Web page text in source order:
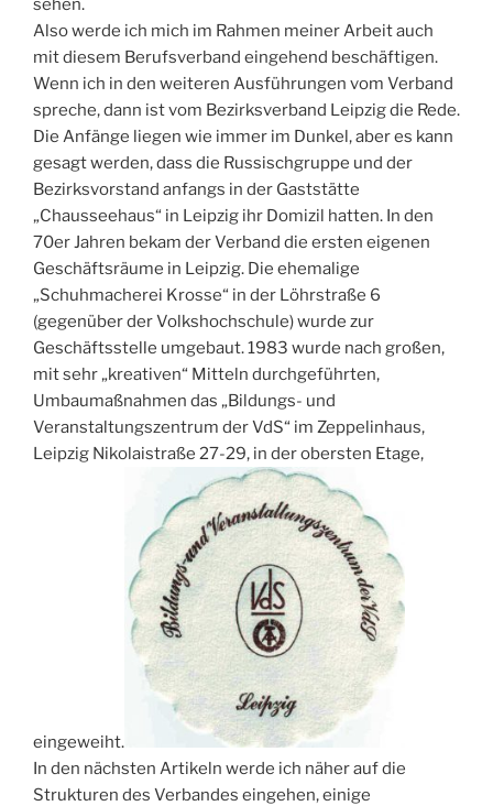
sehen.
Also werde ich mich im Rahmen meiner Arbeit auch
mit diesem Berufsverband eingehend beschäftigen.
Wenn ich in den weiteren Ausführungen vom Verband
spreche, dann ist vom Bezirksverband Leipzig die Rede.
Die Anfänge liegen wie immer im Dunkel, aber es kann
gesagt werden, dass die Russischgruppe und der
Bezirksvorstand anfangs in der Gaststätte
„Chausseehaus“ in Leipzig ihr Domizil hatten. In den
70er Jahren bekam der Verband die ersten eigenen
Geschäftsräume in Leipzig. Die ehemalige
„Schuhmacherei Krosse“ in der Löhrstraße 6
(gegenüber der Volkshochschule) wurde zur
Geschäftsstelle umgebaut. 1983 wurde nach großen,
mit sehr „kreativen“ Mitteln durchgeführten,
Umbaumaßnahmen das „Bildungs- und
Veranstaltungszentrum der VdS“ im Zeppelinhaus,
Leipzig Nikolaistraße 27-29, in der obersten Etage,
eingeweiht.
In den nächsten Artikeln werde ich näher auf die
Strukturen des Verbandes eingehen, einige